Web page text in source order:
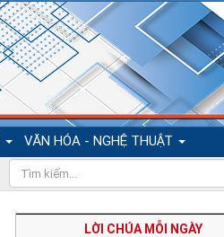
VĂN HÓA - NGHỆ THUẬT
LỜI CHÚA MỖI NGÀY